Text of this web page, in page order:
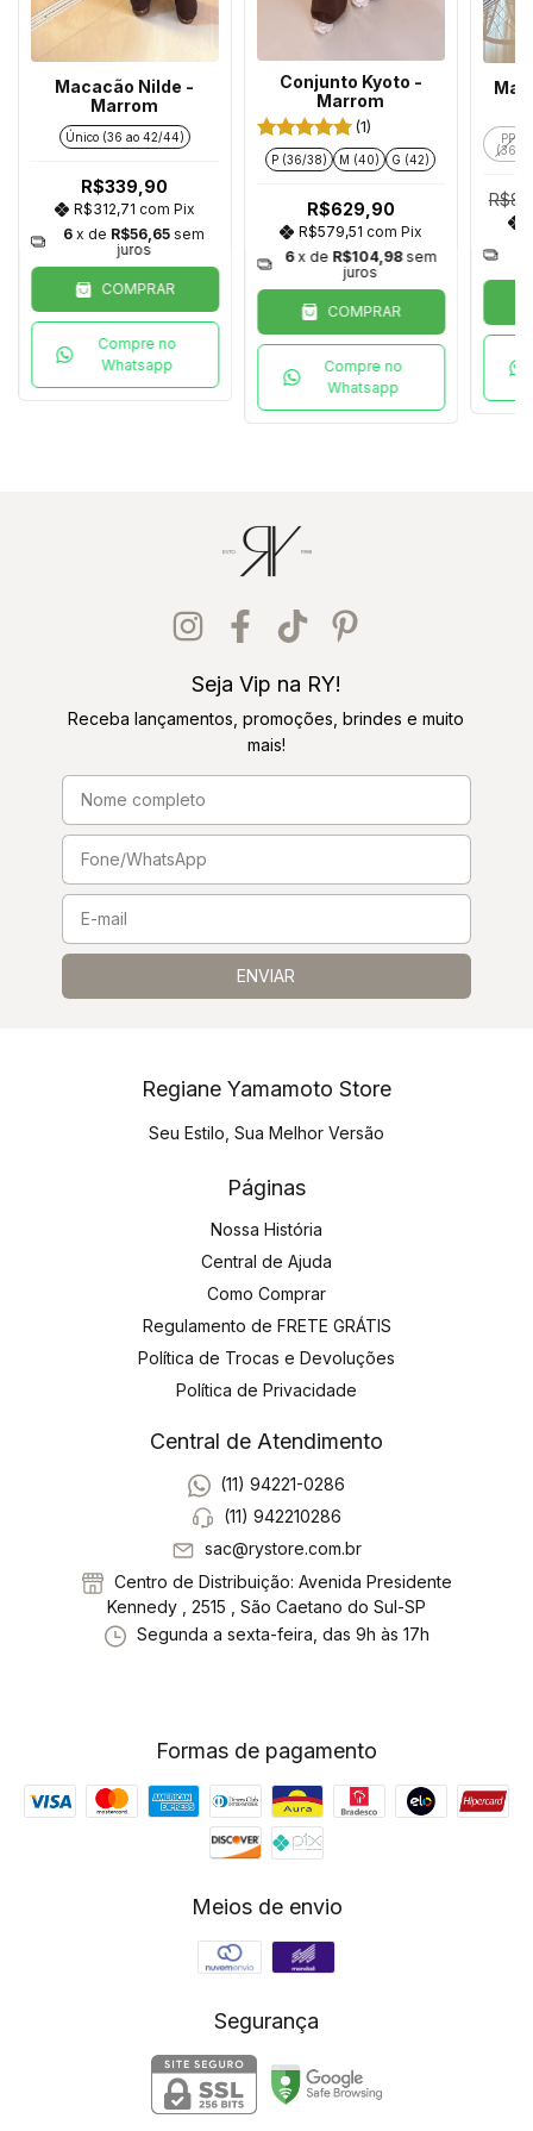
Macacão Nilde -
Marrom
Único (36 ao 42/44)
R$339,90
R$312,71com Pix
6 x de R$56,65 sem
juros
COMPRAR
Compre no
Whatsapp
Conjunto Kyoto -
Marrom
(1)
P (36/38) M (40) G (42)
R$629,90
R$579,51com Pix
6 x de R$104,98 sem
juros
COMPRAR
Compre no
Whatsapp
PP
(36)
Seja Vip na RY!
Receba lançamentos, promoções, brindes e muito
mais!
Regiane Yamamoto Store
Seu Estilo, Sua Melhor Versão
Páginas
Nossa História
Central de Ajuda
Como Comprar
Regulamento de FRETE GRÁTIS
Política de Trocas e Devoluções
Política de Privacidade
Central de Atendimento
(11) 94221-0286
(11) 942210286
sac@rystore.com.br
Centro de Distribuição: Avenida Presidente
Kennedy , 2515 , São Caetano do Sul-SP
Segunda a sexta-feira, das 9h às 17h
Formas de pagamento
Meios de envio
Segurança